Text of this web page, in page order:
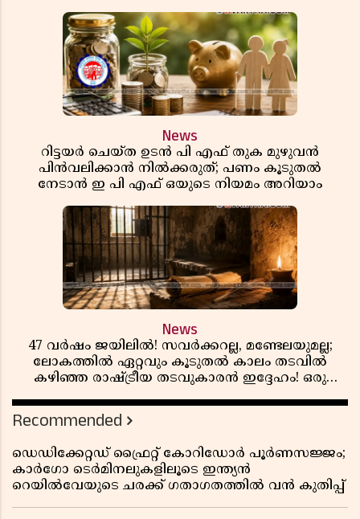
News
റിട്ടയർ ചെയ്ത ഉടൻ പി എഫ് തുക മുഴുവൻ
പിൻവലിക്കാൻ നിൽക്കരുത്; പണം കൂടുതൽ
നേടാൻ ഇ പി എഫ് ഒയുടെ നിയമം അറിയാം
News
47 വർഷം ജയിലിൽ! സവർക്കറല്ല, മണ്ടേലയുമല്ല;
ലോകത്തിൽ ഏറ്റവും കൂടുതൽ കാലം തടവിൽ
കഴിഞ്ഞ രാഷ്ട്രീയ തടവുകാരൻ ഇദ്ദേഹം! ഒരു
Recommended
ഡെഡിക്കേറ്റഡ് ഫ്രൈറ്റ് കോറിഡോർ പൂർണസജ്ജം;
കാർഗോ ടെർമിനലുകളിലൂടെ ഇന്ത്യൻ
റെയിൽവേയുടെ ചരക്ക് ഗതാഗതത്തിൽ വൻ കുതിപ്പ്